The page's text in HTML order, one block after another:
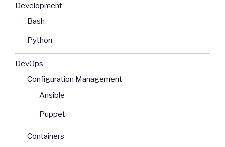
Development
Bash
Python
DevOps
Configuration Management
Ansible
Puppet
Containers